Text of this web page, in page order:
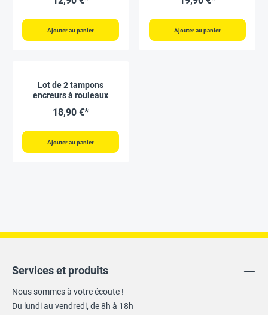
Ajouter au panier Ajouter au panier
Lot de 2 tampons
encreurs à rouleaux
18,90 €*
Ajouter au panier
Services et produits
Nous sommes à votre écoute !
Du lundi au vendredi, de 8h à 18h